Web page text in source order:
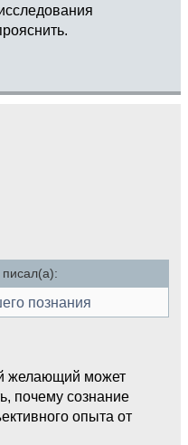
писал(а):
познания
желающий может
почему сознание
опыта от